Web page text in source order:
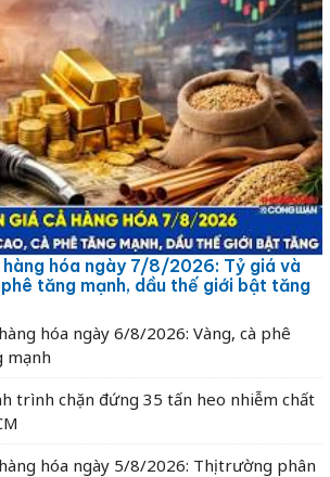
hóa ngày 7/8/2026: Tỷ giá và
tăng mạnh, dầu thế giới bật tăng
hóa ngày 6/8/2026: Vàng, cà phê
mạnh
trình chặn đứng 35 tấn heo nhiễm chất
hóa ngày 5/8/2026: Thị trường phân